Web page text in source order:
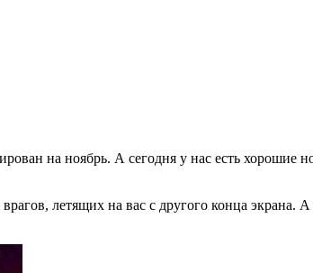
на ноябрь. А сегодня у нас есть хорошие
летящих на вас с другого конца экрана. А